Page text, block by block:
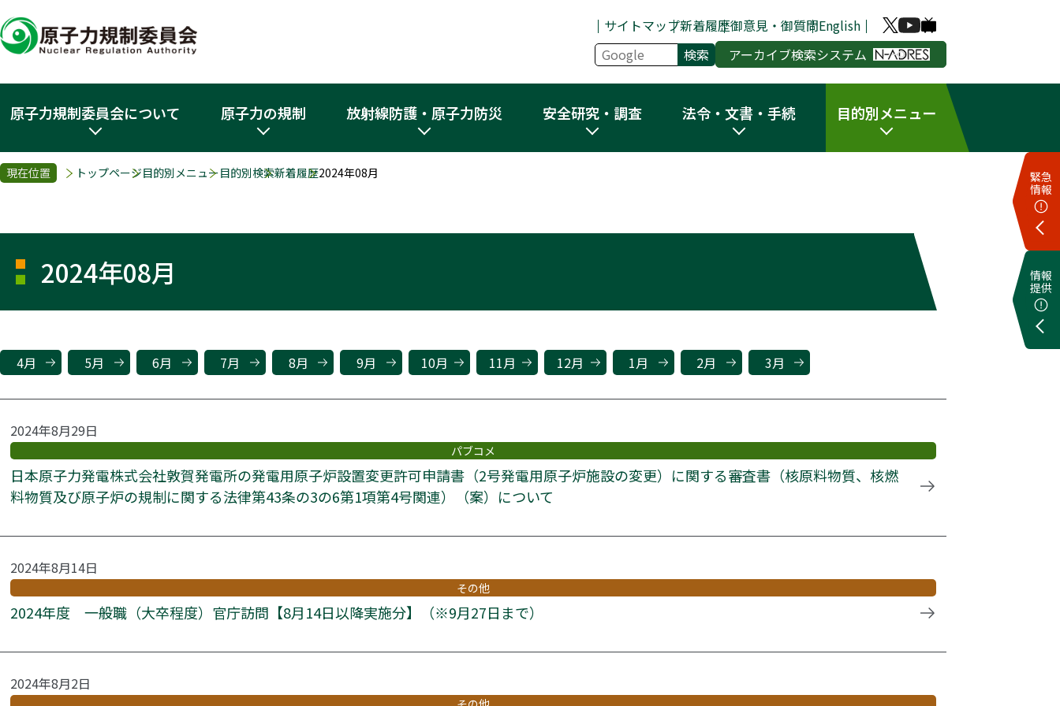
サイトマップ新着履歴御意見・御質問English
アーカイブ検索システム
原子力規制委員会について 原子力の規制 放射線防護・原子力防災 安全研究・調査 法令・文書・手続 目的別メニュー
緊急
情報
情報
提供
現在位置 トップページ目的別メニュー目的別検索新着履歴2024年08月
2024年08月
4月 5月 6月 7月 8月 9月 10月 11月 12月 1月 2月 3月
2024年8月29日
パブコメ
日本原子力発電株式会社敦賀発電所の発電用原子炉設置変更許可申請書（2号発電用原子炉施設の変更）に関する審査書（核原料物質、核燃
料物質及び原子炉の規制に関する法律第43条の3の6第1項第4号関連）（案）について
2024年8月14日
その他
2024年度 一般職（大卒程度）官庁訪問【8月14日以降実施分】（※9月27日まで）
2024年8月2日